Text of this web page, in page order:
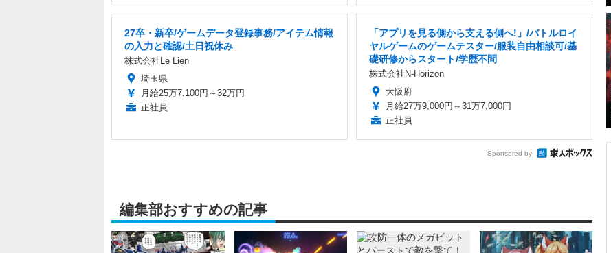
27卒・新卒/ゲームデータ登録事務/アイテム情報
の入力と確認/土日祝休み
株式会社Le Lien
埼玉県
月給25万7,100円～32万円
正社員
「アプリを見る側から支える側へ!」/バトルロイ
ヤルゲームのゲームテスター/服装自由相談可/基
礎研修からスタート/学歴不問
株式会社N-Horizon
大阪府
月給27万9,000円～31万7,000円
正社員
Sponsored by
編集部おすすめの記事